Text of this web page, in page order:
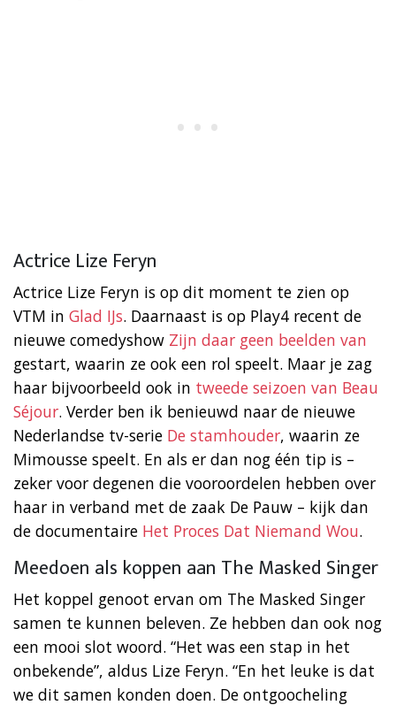
Actrice Lize Feryn
Actrice Lize Feryn is op dit moment te zien op
VTM in Glad IJs. Daarnaast is op Play4 recent de
nieuwe comedyshow Zijn daar geen beelden van
gestart, waarin ze ook een rol speelt. Maar je zag
haar bijvoorbeeld ook in tweede seizoen van Beau
Séjour. Verder ben ik benieuwd naar de nieuwe
Nederlandse tv-serie De stamhouder, waarin ze
Mimousse speelt. En als er dan nog één tip is –
zeker voor degenen die vooroordelen hebben over
haar in verband met de zaak De Pauw – kijk dan
de documentaire Het Proces Dat Niemand Wou.
Meedoen als koppen aan The Masked Singer
Het koppel genoot ervan om The Masked Singer
samen te kunnen beleven. Ze hebben dan ook nog
een mooi slot woord. “Het was een stap in het
onbekende”, aldus Lize Feryn. “En het leuke is dat
we dit samen konden doen. De ontgoocheling